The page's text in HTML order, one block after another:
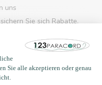
uns
Sie sich Rabatte.
ab 150 €